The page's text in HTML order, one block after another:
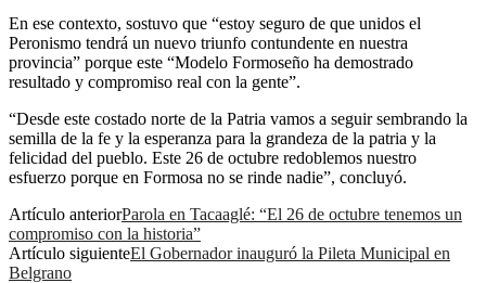
En ese contexto, sostuvo que “estoy seguro de que unidos el
Peronismo tendrá un nuevo triunfo contundente en nuestra
provincia” porque este “Modelo Formoseño ha demostrado
resultado y compromiso real con la gente”.
“Desde este costado norte de la Patria vamos a seguir sembrando la
semilla de la fe y la esperanza para la grandeza de la patria y la
felicidad del pueblo. Este 26 de octubre redoblemos nuestro
esfuerzo porque en Formosa no se rinde nadie”, concluyó.
Artículo anteriorParola en Tacaaglé: “El 26 de octubre tenemos un
compromiso con la historia”
Artículo siguienteEl Gobernador inauguró la Pileta Municipal en
Belgrano